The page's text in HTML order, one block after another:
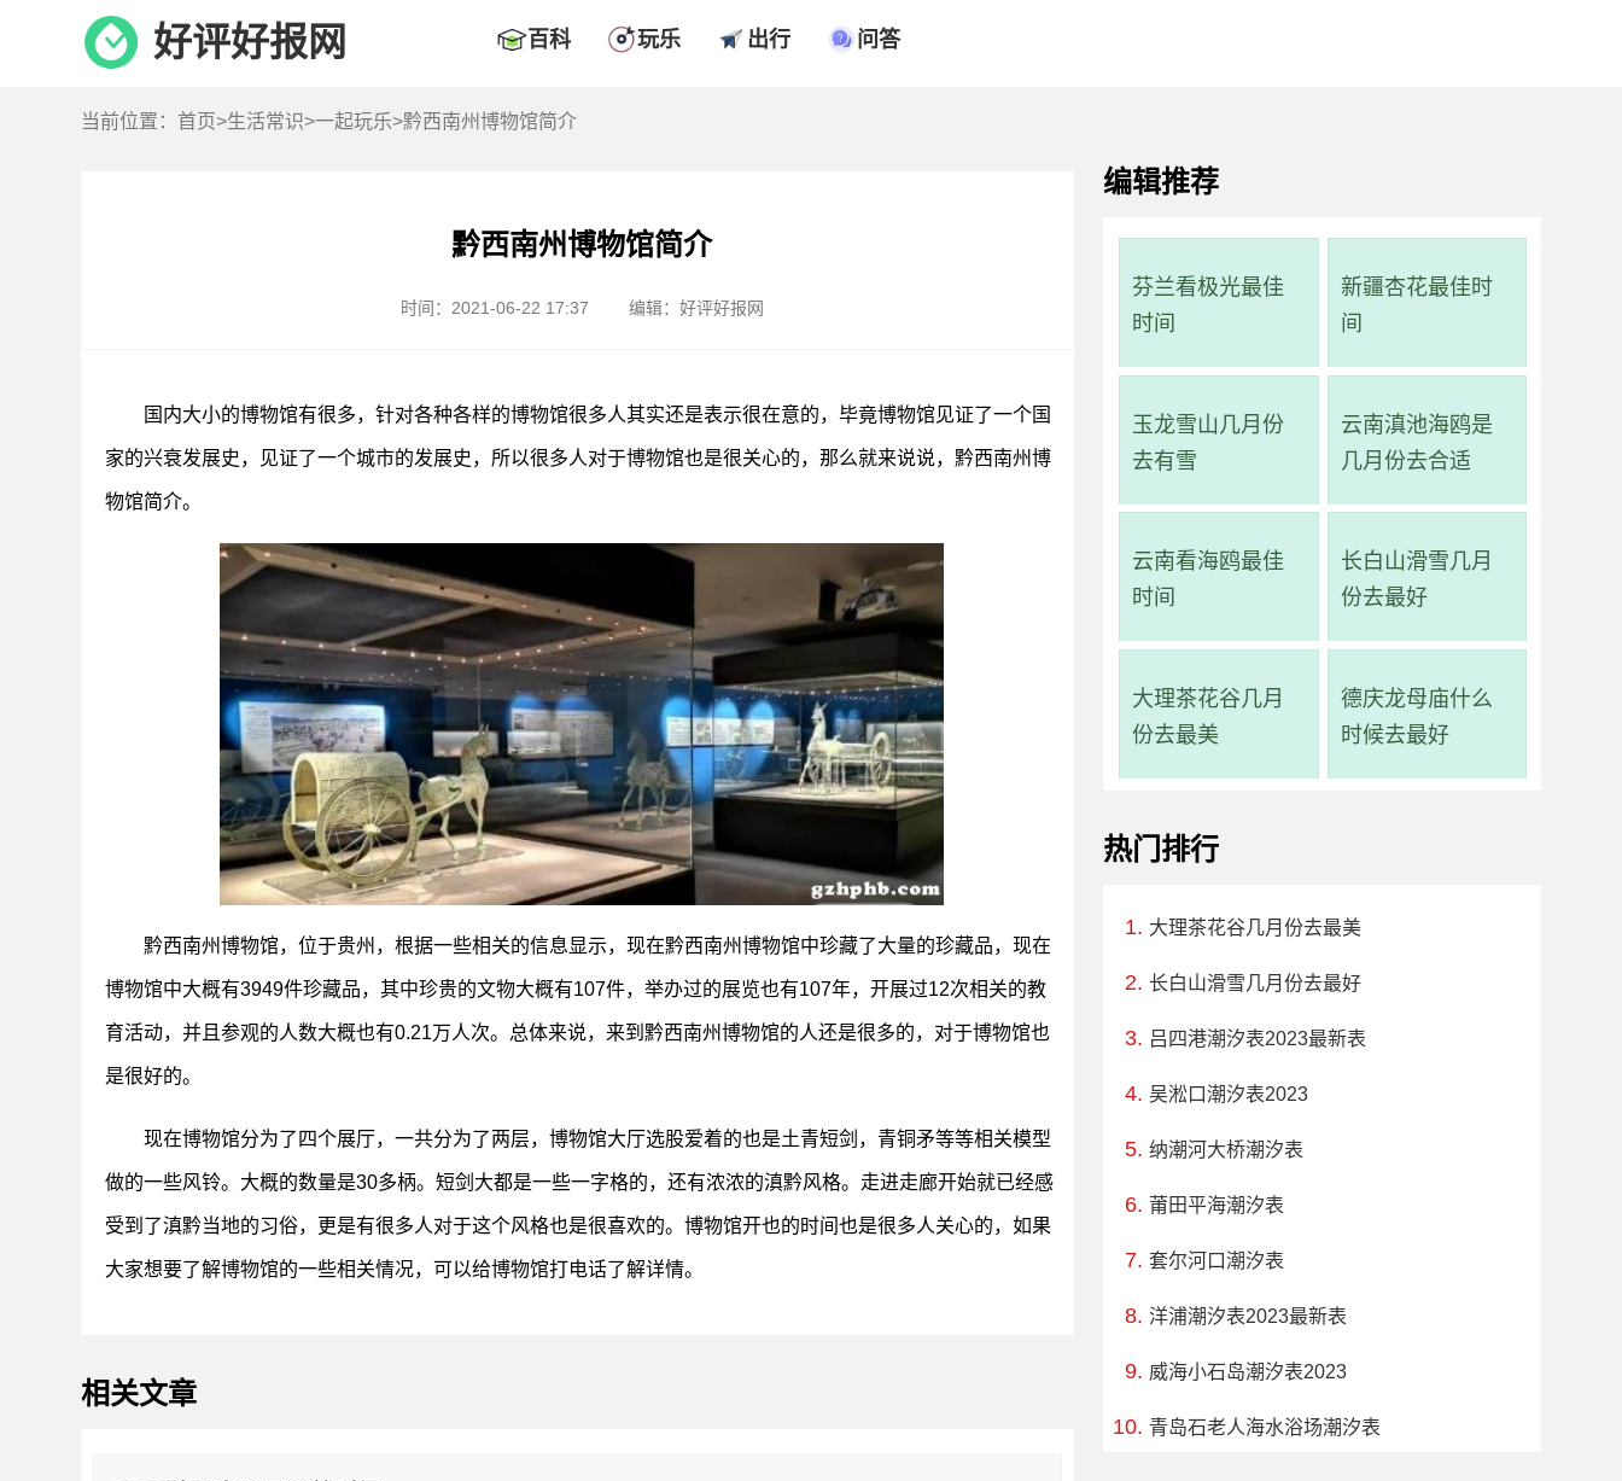
好评好报网 百科 玩乐 出行 问答
当前位置： 首页>生活常识>一起玩乐>黔西南州博物馆简介
黔西南州博物馆简介
时间：2021-06-22 17:37 编辑：好评好报网
国内大小的博物馆有很多，针对各种各样的博物馆很多人其实还是表示很在意的，毕竟博物馆见证了一个国
家的兴衰发展史，见证了一个城市的发展史，所以很多人对于博物馆也是很关心的，那么就来说说，黔西南州博
物馆简介。
黔西南州博物馆，位于贵州，根据一些相关的信息显示，现在黔西南州博物馆中珍藏了大量的珍藏品，现在
博物馆中大概有3949件珍藏品，其中珍贵的文物大概有107件，举办过的展览也有107年，开展过12次相关的教
育活动，并且参观的人数大概也有0.21万人次。总体来说，来到黔西南州博物馆的人还是很多的，对于博物馆也
是很好的。
现在博物馆分为了四个展厅，一共分为了两层，博物馆大厅选股爱着的也是土青短剑，青铜矛等等相关模型
做的一些风铃。大概的数量是30多柄。短剑大都是一些一字格的，还有浓浓的滇黔风格。走进走廊开始就已经感
受到了滇黔当地的习俗，更是有很多人对于这个风格也是很喜欢的。博物馆开也的时间也是很多人关心的，如果
大家想要了解博物馆的一些相关情况，可以给博物馆打电话了解详情。
相关文章
编辑推荐
芬兰看极光最佳
时间
新疆杏花最佳时
间
玉龙雪山几月份
去有雪
云南滇池海鸥是
几月份去合适
云南看海鸥最佳
时间
长白山滑雪几月
份去最好
大理茶花谷几月
份去最美
德庆龙母庙什么
时候去最好
热门排行
大理茶花谷几月份去最美
长白山滑雪几月份去最好
吕四港潮汐表2023最新表
吴淞口潮汐表2023
纳潮河大桥潮汐表
莆田平海潮汐表
套尔河口潮汐表
洋浦潮汐表2023最新表
威海小石岛潮汐表2023
青岛石老人海水浴场潮汐表